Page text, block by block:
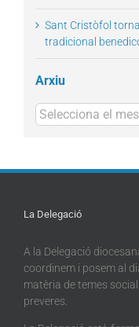
Sant Cristòfol
tradicional
Arxiu
Arxius
La Delegació
A la Delegació
coordinem i posem al
matèria de temes
preveres.